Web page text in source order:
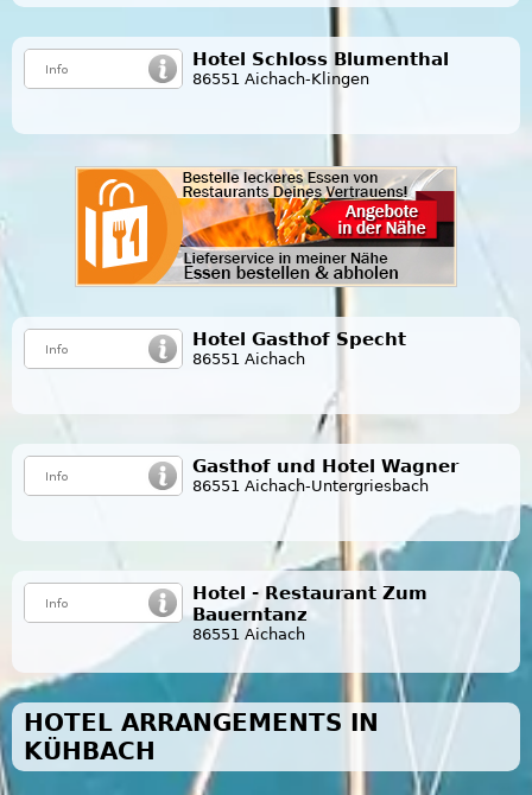
Hotel Schloss Blumenthal
86551 Aichach-Klingen
Hotel Gasthof Specht
86551 Aichach
Gasthof und Hotel Wagner
86551 Aichach-Untergriesbach
Hotel - Restaurant Zum
Bauerntanz
86551 Aichach
HOTEL ARRANGEMENTS IN
KÜHBACH